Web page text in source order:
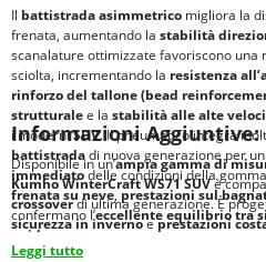
Il battistrada asimmetrico migliora la
frenata, aumentando la stabilità
scanalature ottimizzate favoriscono una
sciolta, incrementando la resistenza
rinforzo del tallone (bead
strutturalee la stabilitàalle alte
i moderniSUV. Il pneumatico integra
battistradadi nuova generazione per un
immediatodelle condizioni della
frenata su neve,prestazioni sul
confermano l’eccellente equilibrio tra
guida.
Informazioni Aggiuntive:
Disponibile in un’ampia gamma di
Kumho WinterCraft WS71 SUVè
crossoverdi ultima generazione. È
sicurezza in invernoeprestazioni
invernali.
Leggi tutto